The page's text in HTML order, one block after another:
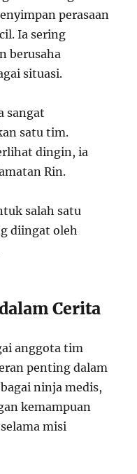
perasaan
Ia sering
berusaha
situasi.
sangat
satu tim.
dingin, ia
Rin.
salah satu
diingat oleh
Cerita
anggota tim
penting dalam
ninja medis,
kemampuan
misi